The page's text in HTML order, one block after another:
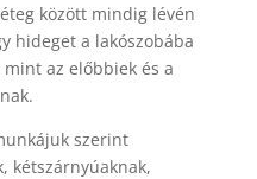
között mindig lévén
hideget a lakószobába
az előbbiek és a
szerint
kétszárnyúaknak,